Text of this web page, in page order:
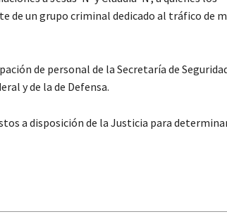
de un grupo criminal dedicado al tráfico de
de personal de la Secretaría de
y de la de Defensa.
a disposición de la Justicia para